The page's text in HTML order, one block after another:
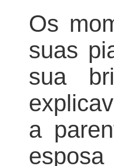
Os
suas
sua
a